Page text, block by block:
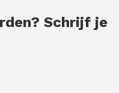
Schrijf je